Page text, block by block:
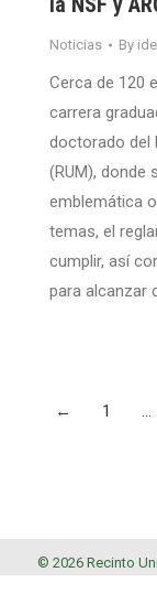
Noticias By
Cerca de 120
carrera
doctorado del
(RUM), donde
emblemática
temas, el
cumplir, así
para alcanzar
← 1 …
© 2026 Recinto